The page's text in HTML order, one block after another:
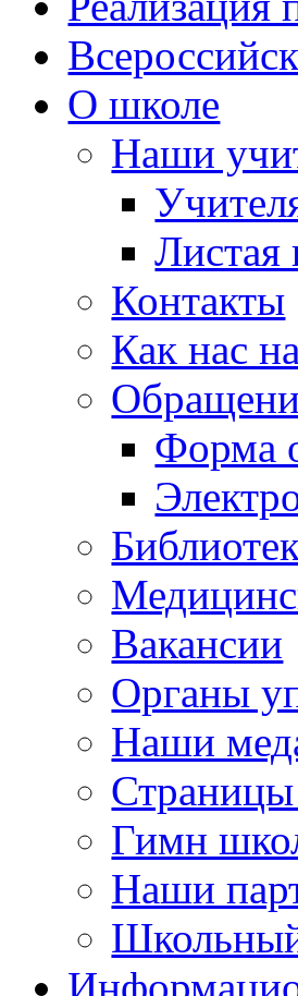
О школе
Наши
Листая
Контакты
Как нас
Форма
Вакансии
Органы
Наши
Гимн
Наши